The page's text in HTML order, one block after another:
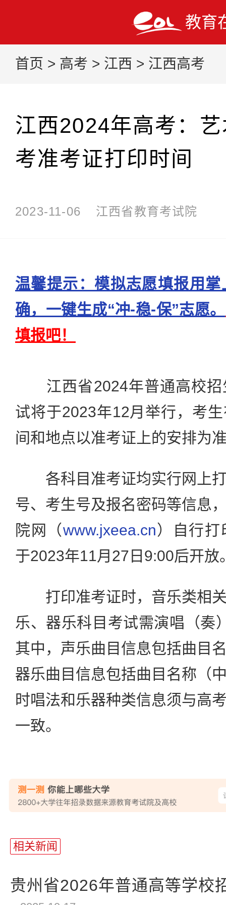
教育
首页 > 高考 > 江西 > 江西高考
江西2024年高考：
考准考证打印时间
2023-11-06 江西省教育考试院
温馨提示：模拟志愿填报用
确，一键生成“冲-稳-保”志愿。
填报吧！
江西省2024年普通高校招
试将于2023年12月举行，考
间和地点以准考证上的安排为
各科目准考证均实行网上打
号、考生号及报名密码等信息
院网（www.jxeea.cn）自行打
于2023年11月27日9:00后开放
打印准考证时，音乐类相关
乐、器乐科目考试需演唱（奏
其中，声乐曲目信息包括曲目
器乐曲目信息包括曲目名称（
时唱法和乐器种类信息须与高
一致。
相关新闻
贵州省2026年普通高等学校